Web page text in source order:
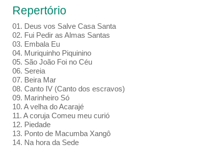
Repertório
01. Deus vos Salve Casa Santa
02. Fui Pedir as Almas Santas
03. Embala Eu
04. Muriquinho Piquinino
05. São João Foi no Céu
06. Sereia
07. Beira Mar
08. Canto IV (Canto dos escravos)
09. Marinheiro Só
10. A velha do Acarajé
11. A coruja Comeu meu curió
12. Piedade
13. Ponto de Macumba Xangô
14. Na hora da Sede